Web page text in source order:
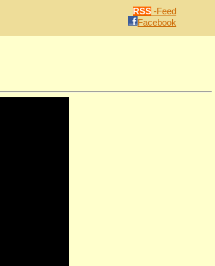
RSS -Feed
Facebook